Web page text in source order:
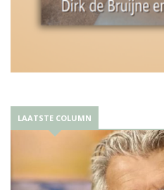
LAATSTE COLUMN